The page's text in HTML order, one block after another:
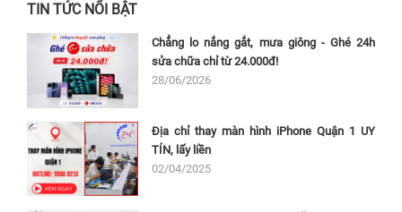
TIN TỨC NỔI BẬT
Chẳng lo nắng gắt, mưa giông - Ghé 24h
sửa chữa chỉ từ 24.000đ!
28/06/2026
Địa chỉ thay màn hình iPhone Quận 1 UY
TÍN, lấy liền
02/04/2025